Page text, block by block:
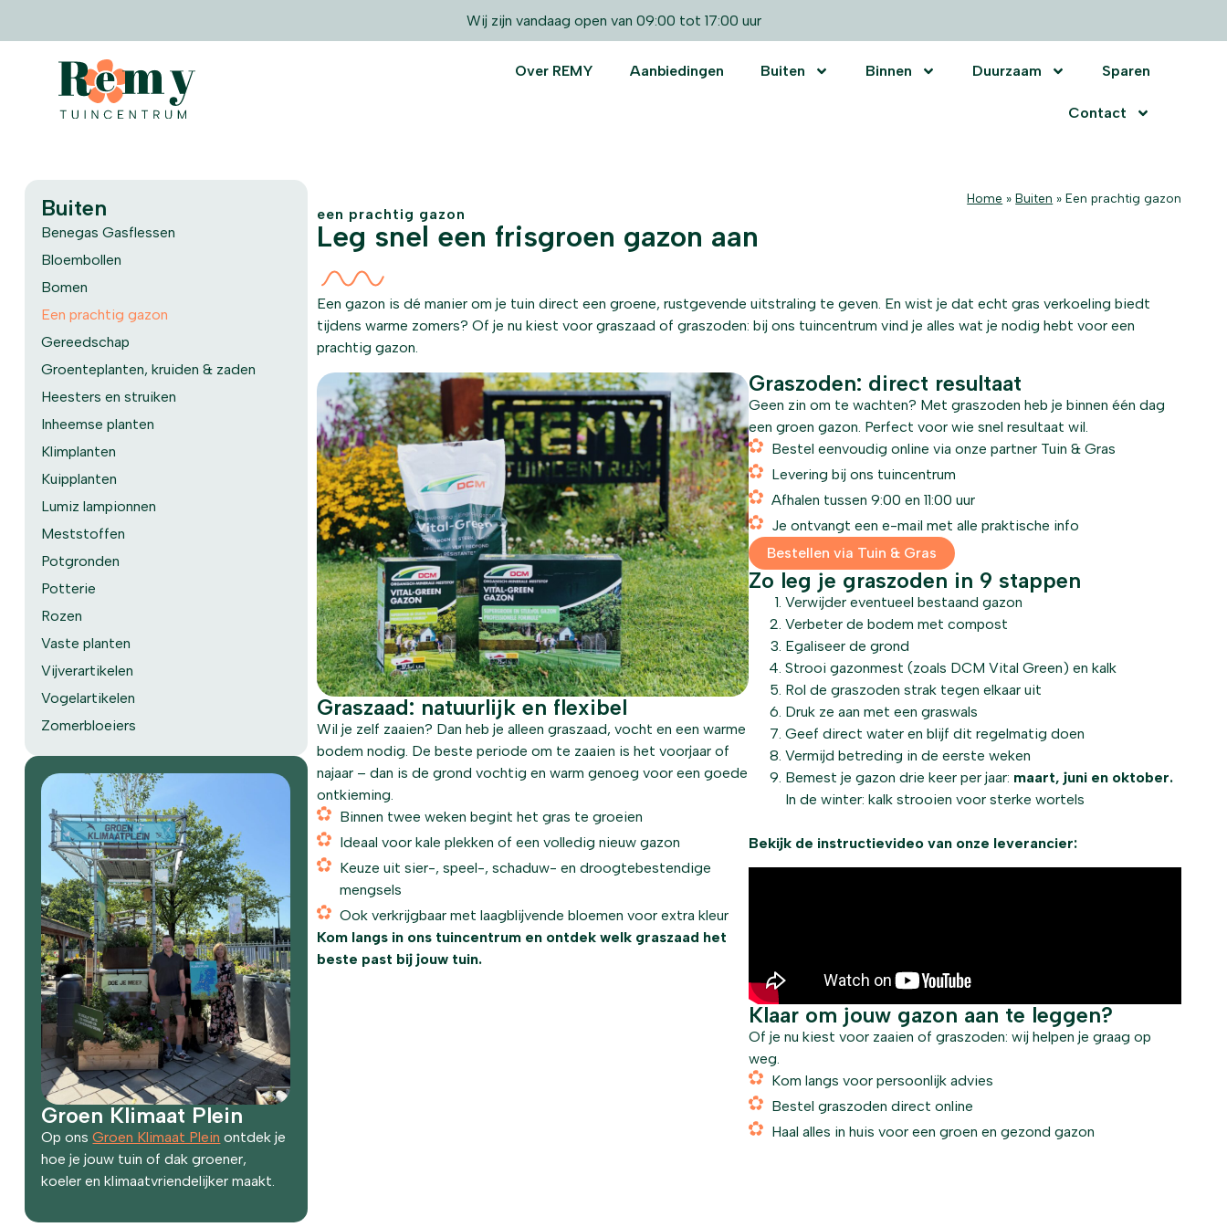
Wij zijn vandaag open van 09:00 tot 17:00 uur
Over REMY Aanbiedingen Buiten Binnen Duurzaam Sparen
Contact
Buiten
Benegas Gasflessen
Bloembollen
Bomen
Een prachtig gazon
Gereedschap
Groenteplanten, kruiden & zaden
Heesters en struiken
Inheemse planten
Klimplanten
Kuipplanten
Lumiz lampionnen
Meststoffen
Potgronden
Potterie
Rozen
Vaste planten
Vijverartikelen
Vogelartikelen
Zomerbloeiers
Groen Klimaat Plein
Op onsGroen Klimaat Plein ontdek je
hoe je jouw tuin of dak groener,
koeler en klimaatvriendelijker maakt.
Home »Buiten »Een prachtig gazon
een prachtig gazon
Leg snel een frisgroen gazon aan
Een gazon is dé manier om je tuin direct een groene, rustgevende uitstraling te geven. En wist je dat echt gras verkoeling biedt
tijdens warme zomers? Of je nu kiest voor graszaad of graszoden: bij ons tuincentrum vind je alles wat je nodig hebt voor een
prachtig gazon.
Graszaad: natuurlijk en flexibel
Wil je zelf zaaien? Dan heb je alleen graszaad, vocht en een warme
bodem nodig. De beste periode om te zaaien is het voorjaar of
najaar – dan is de grond vochtig en warm genoeg voor een goede
ontkieming.
Binnen twee weken begint het gras te groeien
Ideaal voor kale plekken of een volledig nieuw gazon
Keuze uit sier-, speel-, schaduw- en droogtebestendige
mengsels
Ook verkrijgbaar met laagblijvende bloemen voor extra kleur
Kom langs in ons tuincentrum en ontdek welk graszaad het
beste past bij jouw tuin.
Graszoden: direct resultaat
Geen zin om te wachten? Met graszoden heb je binnen één dag
een groen gazon. Perfect voor wie snel resultaat wil.
Bestel eenvoudig online via onze partner Tuin & Gras
Levering bij ons tuincentrum
Afhalen tussen 9:00 en 11:00 uur
Je ontvangt een e-mail met alle praktische info
Bestellen via Tuin & Gras
Zo leg je graszoden in 9 stappen
Verwijder eventueel bestaand gazon
Verbeter de bodem met compost
Egaliseer de grond
Strooi gazonmest (zoals DCM Vital Green) en kalk
Rol de graszoden strak tegen elkaar uit
Druk ze aan met een graswals
Geef direct water en blijf dit regelmatig doen
Vermijd betreding in de eerste weken
Bemest je gazon drie keer per jaar: maart, juni en oktober.
In de winter: kalk strooien voor sterke wortels
Bekijk de instructievideo van onze leverancier:
Klaar om jouw gazon aan te leggen?
Of je nu kiest voor zaaien of graszoden: wij helpen je graag op
weg.
Kom langs voor persoonlijk advies
Bestel graszoden direct online
Haal alles in huis voor een groen en gezond gazon